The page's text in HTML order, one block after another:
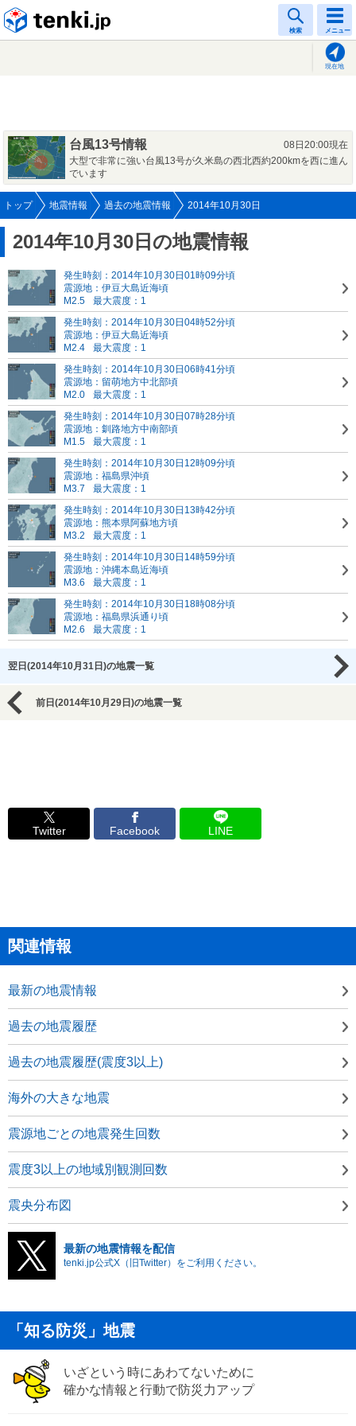
検索 メニュー
現在地
台風13号情報
08日20:00現在
大型で非常に強い台風13号が久米島の西北西約200kmを西に進ん
でいます
トップ 地震情報 過去の地震情報 2014年10月30日
2014年10月30日の地震情報
発生時刻：2014年10月30日01時09分頃
震源地：伊豆大島近海頃
M2.5
最大震度：1
発生時刻：2014年10月30日04時52分頃
震源地：伊豆大島近海頃
M2.4
最大震度：1
発生時刻：2014年10月30日06時41分頃
震源地：留萌地方中北部頃
M2.0
最大震度：1
発生時刻：2014年10月30日07時28分頃
震源地：釧路地方中南部頃
M1.5
最大震度：1
発生時刻：2014年10月30日12時09分頃
震源地：福島県沖頃
M3.7
最大震度：1
発生時刻：2014年10月30日13時42分頃
震源地：熊本県阿蘇地方頃
M3.2
最大震度：1
発生時刻：2014年10月30日14時59分頃
震源地：沖縄本島近海頃
M3.6
最大震度：1
発生時刻：2014年10月30日18時08分頃
震源地：福島県浜通り頃
M2.6
最大震度：1
翌日(2014年10月31日)の地震一覧
前日(2014年10月29日)の地震一覧
Twitter Facebook LINE
関連情報
最新の地震情報
過去の地震履歴
過去の地震履歴(震度3以上)
海外の大きな地震
震源地ごとの地震発生回数
震度3以上の地域別観測回数
震央分布図
最新の地震情報を配信
tenki.jp公式X（旧Twitter）をご利用ください。
「知る防災」地震
いざという時にあわてないために
確かな情報と行動で防災力アップ